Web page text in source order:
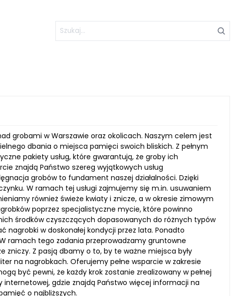
grobami w Warszawie oraz okolicach. Naszym celem jest
dbania o miejsca pamięci swoich bliskich. Z pełnym
pakiety usług, które gwarantują, że groby ich
znajdą Państwo szereg wyjątkowych usług
grobów to fundament naszej działalności. Dzięki
W ramach tej usługi zajmujemy się m.in. usuwaniem
również świeże kwiaty i znicze, a w okresie zimowym
poprzez specjalistyczne mycie, które powinno
środków czyszczących dopasowanych do różnych typów
w doskonałej kondycji przez lata. Ponadto
ramach tego zadania przeprowadzamy gruntowne
zniczy. Z pasją dbamy o to, by te ważne miejsca były
na nagrobkach. Oferujemy pełne wsparcie w zakresie
być pewni, że każdy krok zostanie zrealizowany w pełnej
gdzie znajdą Państwo więcej informacji na
o najbliższych.